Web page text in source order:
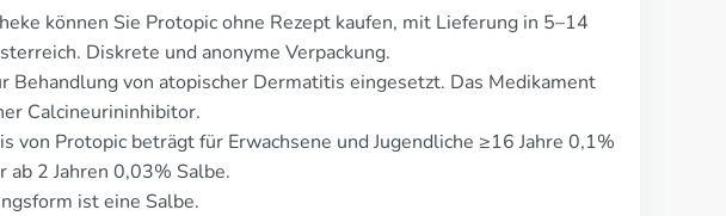
können Sie Protopic ohne Rezept kaufen, mit Lieferung in 5–14
Diskrete und anonyme Verpackung.
Behandlung von atopischer Dermatitis eingesetzt. Das Medikament
Calcineurininhibitor.
von Protopic beträgt für Erwachsene und Jugendliche ≥16 Jahre 0,1%
ab 2 Jahren 0,03% Salbe.
ist eine Salbe.